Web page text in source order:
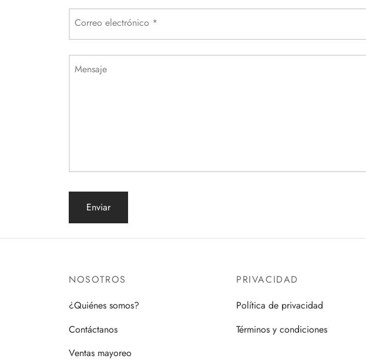
Correo electrónico *
Mensaje
NOSOTROS
¿Quiénes somos?
Contáctanos
Ventas mayoreo
PRIVACIDAD
Política de privacidad
Términos y condiciones